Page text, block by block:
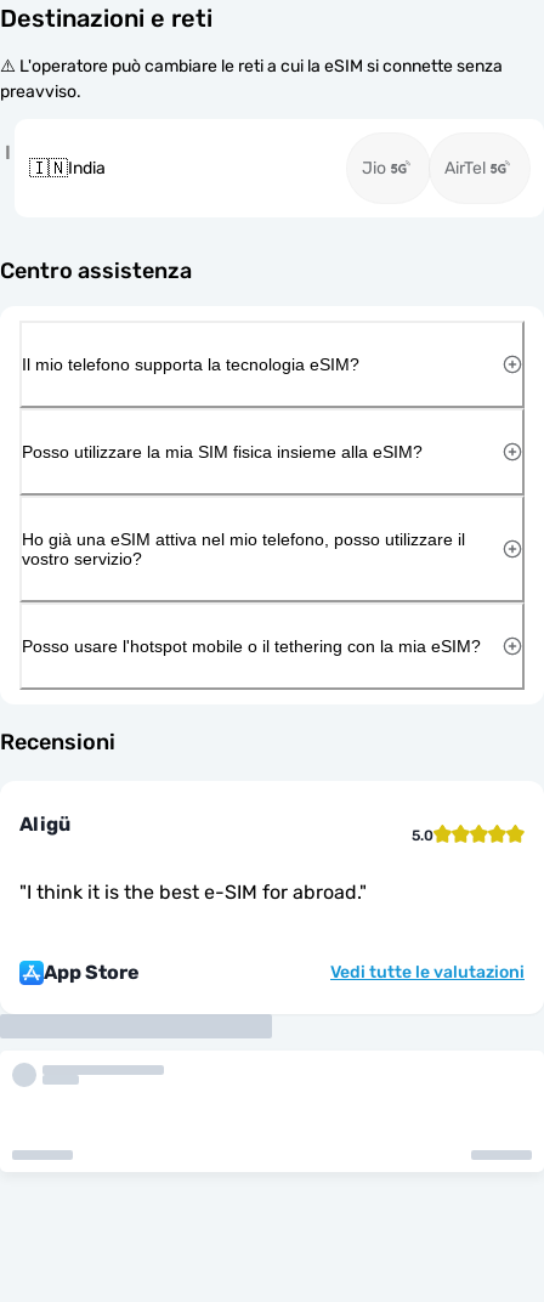
Destinazioni e reti
⚠️ L'operatore può cambiare le reti a cui la eSIM si connette senza
preavviso.
I
🇮🇳India Jio AirTel
Centro assistenza
Il mio telefono supporta la tecnologia eSIM?
Posso utilizzare la mia SIM fisica insieme alla eSIM?
Ho già una eSIM attiva nel mio telefono, posso utilizzare il
vostro servizio?
Posso usare l'hotspot mobile o il tethering con la mia eSIM?
Recensioni
Aligü 5.0
"I think it is the best e-SIM for abroad."
App Store Vedi tutte le valutazioni